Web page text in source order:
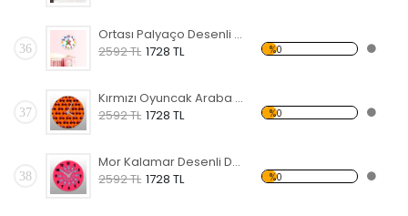
36
Ortası Palyaço Desenli Dekoratif Duvar Saati
2592 TL 1728 TL %0
37
Kırmızı Oyuncak Araba Desenli Dekoratif Duvar Saati
2592 TL 1728 TL %0
38
Mor Kalamar Desenli Dekoratif Duvar Saati
2592 TL 1728 TL %0